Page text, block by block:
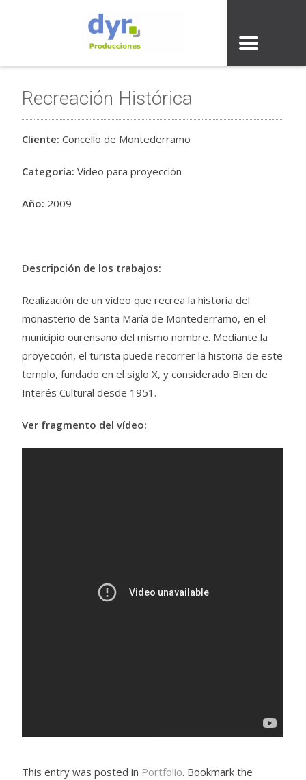
Recreación Histórica
Cliente: Concello de Montederramo
Categoría: Vídeo para proyección
Año: 2009
Descripción de los trabajos:
Realización de un vídeo que recrea la historia del
monasterio de Santa María de Montederramo, en el
municipio ourensano del mismo nombre. Mediante la
proyección, el turista puede recorrer la historia de este
templo, fundado en el siglo X, y considerado Bien de
Interés Cultural desde 1951.
Ver fragmento del vídeo:
This entry was posted in Portfolio. Bookmark the